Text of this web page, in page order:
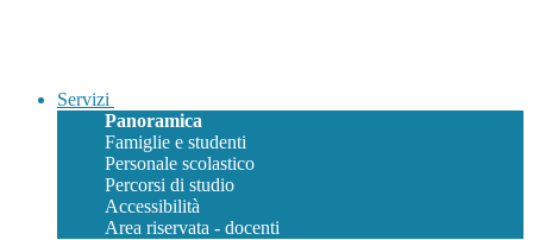
Servizi
Panoramica
Famiglie e studenti
Personale scolastico
Percorsi di studio
Accessibilità
Area riservata - docenti